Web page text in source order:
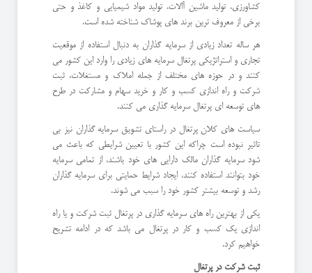
کشاورزی، تولید ماشین آالات، تولید مواد شیمیایی و کاغذ و حتی
برخی از معروف ترین برند های پوشاک شناخته شده است.
هر ساله تعداد زیادی از سرمایه گذاران به دنبال استفاده از موقعیت
تجاری و استراتژیکی پرتغال سرمایه های زیادی را وارد این کشور می
کنند و در حوزه های مختلف از جمله املاک و مستغلات، ثبت
شرکت و راه اندازی کسب و کار و خرید سهام و مشارکت در طرح
های توسعه ای پرتغال سرمایه گذاری می کنند.
سیاست های کلان پرتغال در راستای تشویق سرمایه گذاران نیز بی
تاثیر نبوده است چراکه این کشور با تعیین شرایطی که باعث می
شود سرمایه گذاران مالک دارایی های خود باشند، از تمامی سرمایه
خود بتوانند استفاده کنند، ایجاد شرایط حمایتی برای سرمایه گذاران
رشد و توسعه بیشتر کشور خود را سبب می شوند.
یکی از بهترین راه های سرمایه گذاری در پرتغال ثبت شرکت و یا راه
اندازی یک کسب و کار در پرتغال می باشد که در ادامه تشریح
خواهیم کرد.
ثبت شرکت در پرتغال